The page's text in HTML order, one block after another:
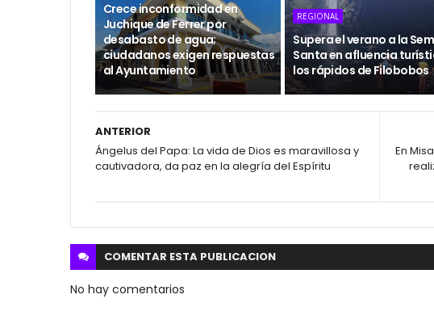
Crece inconformidad en
Juchique de Ferrer por
desabasto de agua;
ciudadanos exigen respuestas
al Ayuntamiento
REGIONAL
Supera el verano a la
Santa en afluencia
los rápidos de Filobobos
En
ANTERIOR
Ángelus del Papa: La vida de Dios es maravillosa y
cautivadora, da paz en la alegría del Espíritu
COMENTAR ESTA PUBLICACION
No hay comentarios